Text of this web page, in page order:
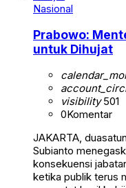
Nasional
Prabowo:
untuk Dihujat
visibility501
0Komentar
JAKARTA,
Subianto
konsekuensi
ketika publik terus